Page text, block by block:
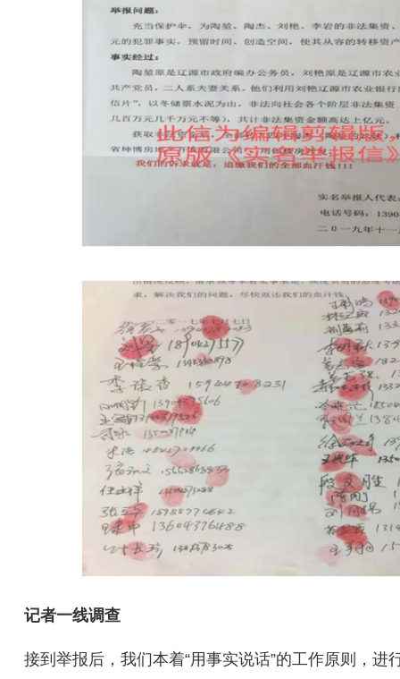
记者一线调查
接到举报后，我们本着“用事实说话”的工作原则，进